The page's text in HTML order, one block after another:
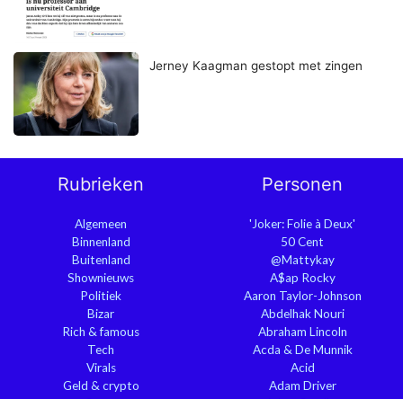
Jerney Kaagman gestopt met zingen
Rubrieken
Algemeen
Binnenland
Buitenland
Shownieuws
Politiek
Bizar
Rich & famous
Tech
Virals
Geld & crypto
Personen
'Joker: Folie à Deux'
50 Cent
@Mattykay
A$ap Rocky
Aaron Taylor-Johnson
Abdelhak Nouri
Abraham Lincoln
Acda & De Munnik
Acid
Adam Driver